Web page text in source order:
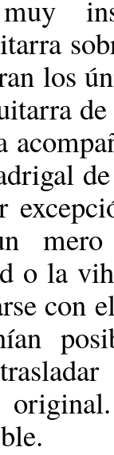
los
mero
o la
con